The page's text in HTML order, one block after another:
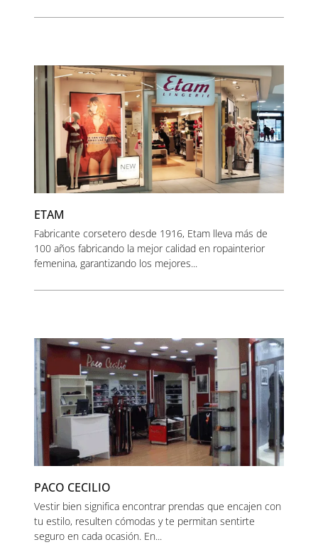
ETAM
Fabricante corsetero desde 1916, Etam lleva más de
100 años fabricando la mejor calidad en ropainterior
femenina, garantizando los mejores...
PACO CECILIO
Vestir bien significa encontrar prendas que encajen con
tu estilo, resulten cómodas y te permitan sentirte
seguro en cada ocasión. En...